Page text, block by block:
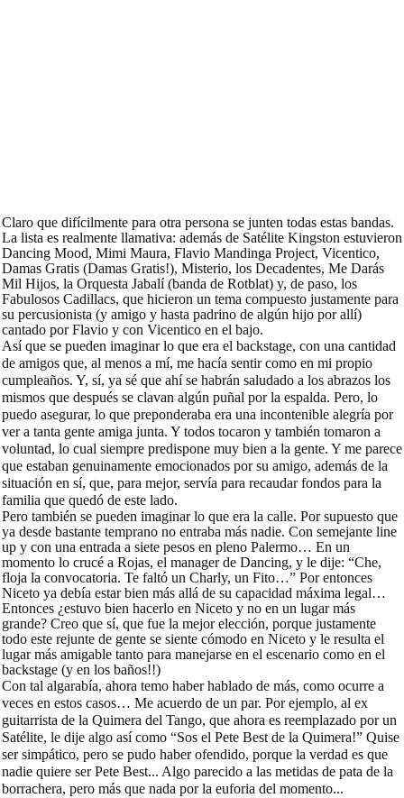
Claro que difícilmente para otra persona se junten todas estas bandas.
La lista es realmente llamativa: además de Satélite Kingston estuvieron
Dancing Mood, Mimi Maura, Flavio Mandinga Project, Vicentico,
Damas Gratis (Damas Gratis!), Misterio, los Decadentes, Me Darás
Mil Hijos, la Orquesta Jabalí (banda de Rotblat) y, de paso, los
Fabulosos Cadillacs, que hicieron un tema compuesto justamente para
su percusionista (y amigo y hasta padrino de algún hijo por allí)
cantado por Flavio y con Vicentico en el bajo.
Así que se pueden imaginar lo que era el backstage, con una cantidad
de amigos que, al menos a mí, me hacía sentir como en mi propio
cumpleaños. Y, sí, ya sé que ahí se habrán saludado a los abrazos los
mismos que después se clavan algún puñal por la espalda. Pero, lo
puedo asegurar, lo que preponderaba era una incontenible alegría por
ver a tanta gente amiga junta. Y todos tocaron y también tomaron a
voluntad, lo cual siempre predispone muy bien a la gente. Y me parece
que estaban genuinamente emocionados por su amigo, además de la
situación en sí, que, para mejor, servía para recaudar fondos para la
familia que quedó de este lado.
Pero también se pueden imaginar lo que era la calle. Por supuesto que
ya desde bastante temprano no entraba más nadie. Con semejante line
up y con una entrada a siete pesos en pleno Palermo… En un
momento lo crucé a Rojas, el manager de Dancing, y le dije: “Che,
floja la convocatoria. Te faltó un Charly, un Fito…” Por entonces
Niceto ya debía estar bien más allá de su capacidad máxima legal…
Entonces ¿estuvo bien hacerlo en Niceto y no en un lugar más
grande? Creo que sí, que fue la mejor elección, porque justamente
todo este rejunte de gente se siente cómodo en Niceto y le resulta el
lugar más amigable tanto para manejarse en el escenario como en el
backstage (y en los baños!!)
Con tal algarabía, ahora temo haber hablado de más, como ocurre a
veces en estos casos… Me acuerdo de un par. Por ejemplo, al ex
guitarrista de la Quimera del Tango, que ahora es reemplazado por un
Satélite, le dije algo así como “Sos el Pete Best de la Quimera!” Quise
ser simpático, pero se pudo haber ofendido, porque la verdad es que
nadie quiere ser Pete Best... Algo parecido a las metidas de pata de la
borrachera, pero más que nada por la euforia del momento...